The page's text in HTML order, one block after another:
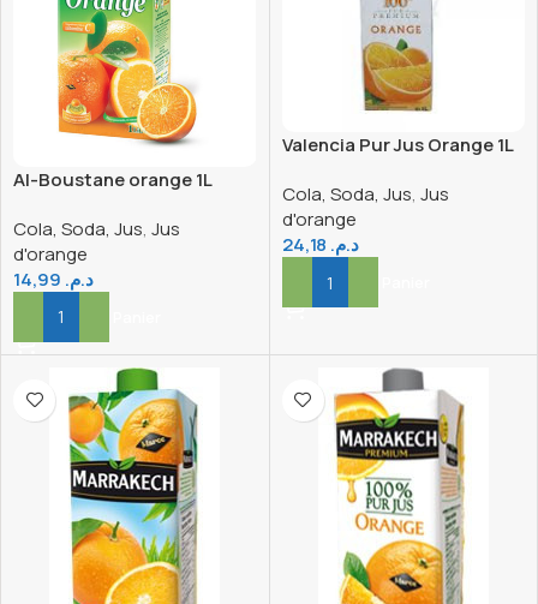
Al-Boustane orange 1L
Cola, Soda, Jus, Jus
d'orange
د.م.
Ajouter Au Panier
Valencia Pur Jus Orange 1L
Cola, Soda, Jus, Jus
d'orange
د.م.
Ajouter Au Panier